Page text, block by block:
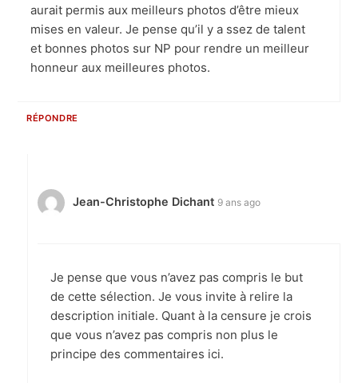
aurait permis aux meilleurs photos d’être mieux
mises en valeur. Je pense qu’il y a ssez de talent
et bonnes photos sur NP pour rendre un meilleur
honneur aux meilleures photos.
RÉPONDRE
Jean-Christophe Dichant 9 ans ago
Je pense que vous n’avez pas compris le but
de cette sélection. Je vous invite à relire la
description initiale. Quant à la censure je crois
que vous n’avez pas compris non plus le
principe des commentaires ici.